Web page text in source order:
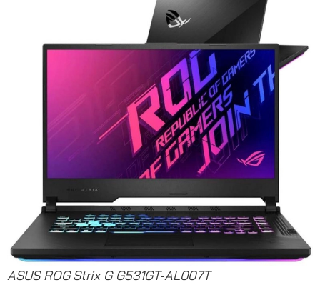
ASUS ROG Strix G G531GT-AL007T